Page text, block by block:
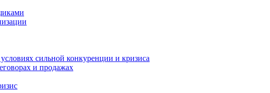
сильной конкуренции и кризиса
и продажах